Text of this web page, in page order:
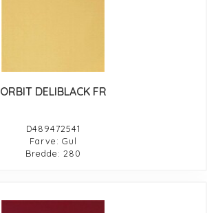
ORBIT DELIBLACK FR
D489472541
Farve: Gul
Bredde: 280